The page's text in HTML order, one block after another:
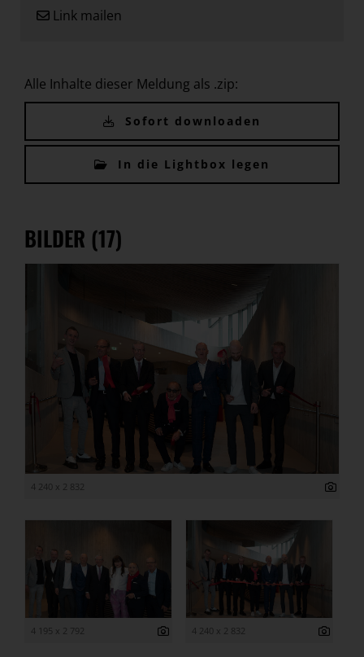
Link mailen
Alle Inhalte dieser Meldung als .zip:
Sofort downloaden
In die Lightbox legen
BILDER (17)
4 240 x 2 832
4 195 x 2 792 4 240 x 2 832